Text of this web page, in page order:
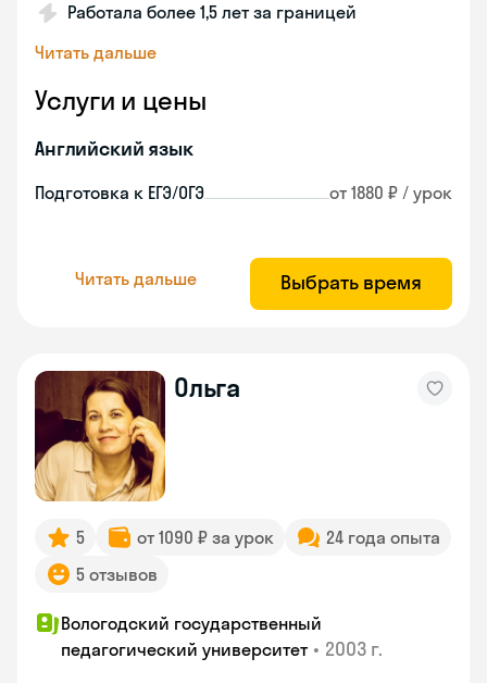
Работала более 1,5 лет за границей
Читать дальше
Услуги и цены
Английский язык
Подготовка к ЕГЭ/ОГЭ от 1880 ₽ / урок
Читать дальше Выбрать время
Ольга
5 от 1090 ₽ за урок
24 года опыта
5 отзывов
Вологодский государственный
педагогический университет • 2003 г.